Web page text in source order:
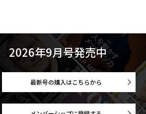
2026年9月号発売中
最新号の購入はこちらから